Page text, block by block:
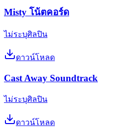
Misty โน้ตคอร์ด
ไม่ระบุศิลปิน
ดาวน์โหลด
Cast Away Soundtrack
ไม่ระบุศิลปิน
ดาวน์โหลด